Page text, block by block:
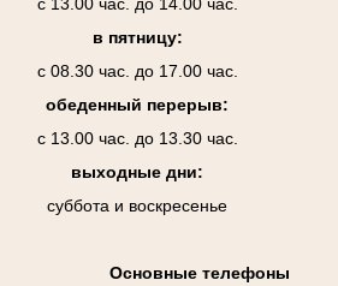
в пятницу:
с 08.30 час. до 17.00 час.
обеденный перерыв:
с 13.00 час. до 13.30 час.
выходные дни:
суббота и воскресенье
Основные телефоны